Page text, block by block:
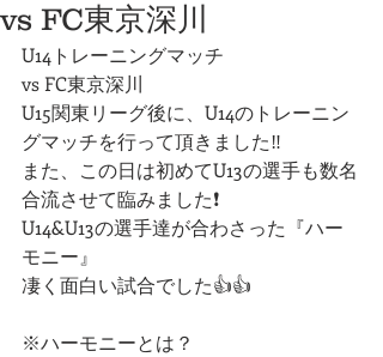
vs FC東京深川
U14トレーニングマッチ
vs FC東京深川
U15関東リーグ後に、U14のトレーニン
グマッチを行って頂きました‼︎
また、この日は初めてU13の選手も数名
合流させて臨みました❗️
U14&U13の選手達が合わさった『ハー
モニー』
凄く面白い試合でした👍👍
※ハーモニーとは？